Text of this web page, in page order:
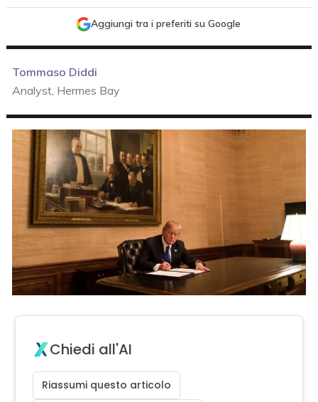
Aggiungi tra i preferiti su Google
Tommaso Diddi
Analyst, Hermes Bay
Chiedi all'AI
Riassumi questo articolo